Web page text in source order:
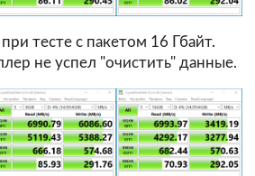
тесте с пакетом 16 Гбайт.
не успел "очистить" данные.